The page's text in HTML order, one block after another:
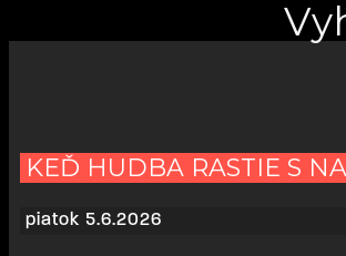
KEĎ HUDBA RASTIE S
piatok 5.6.2026